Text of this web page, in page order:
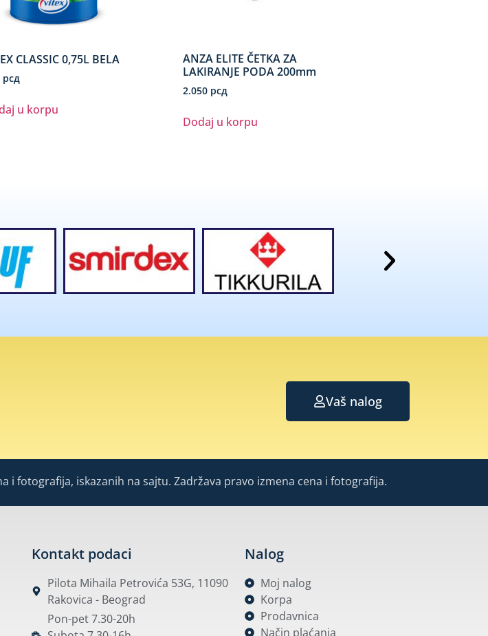
CLASSIC 0,75L BELA
рсд
u korpu
ANZA ELITE ČETKA ZA
LAKIRANJE PODA 200mm
2.050 рсд
Dodaj u korpu
Vaš nalog
fotografija, iskazanih na sajtu. Zadržava pravo izmena cena i fotografija.
Kontakt podaci
Pilota Mihaila Petrovića 53G, 11090
Rakovica - Beograd
Pon-pet 7.30-20h
Nalog
Moj nalog
Korpa
Prodavnica
Način plaćanja